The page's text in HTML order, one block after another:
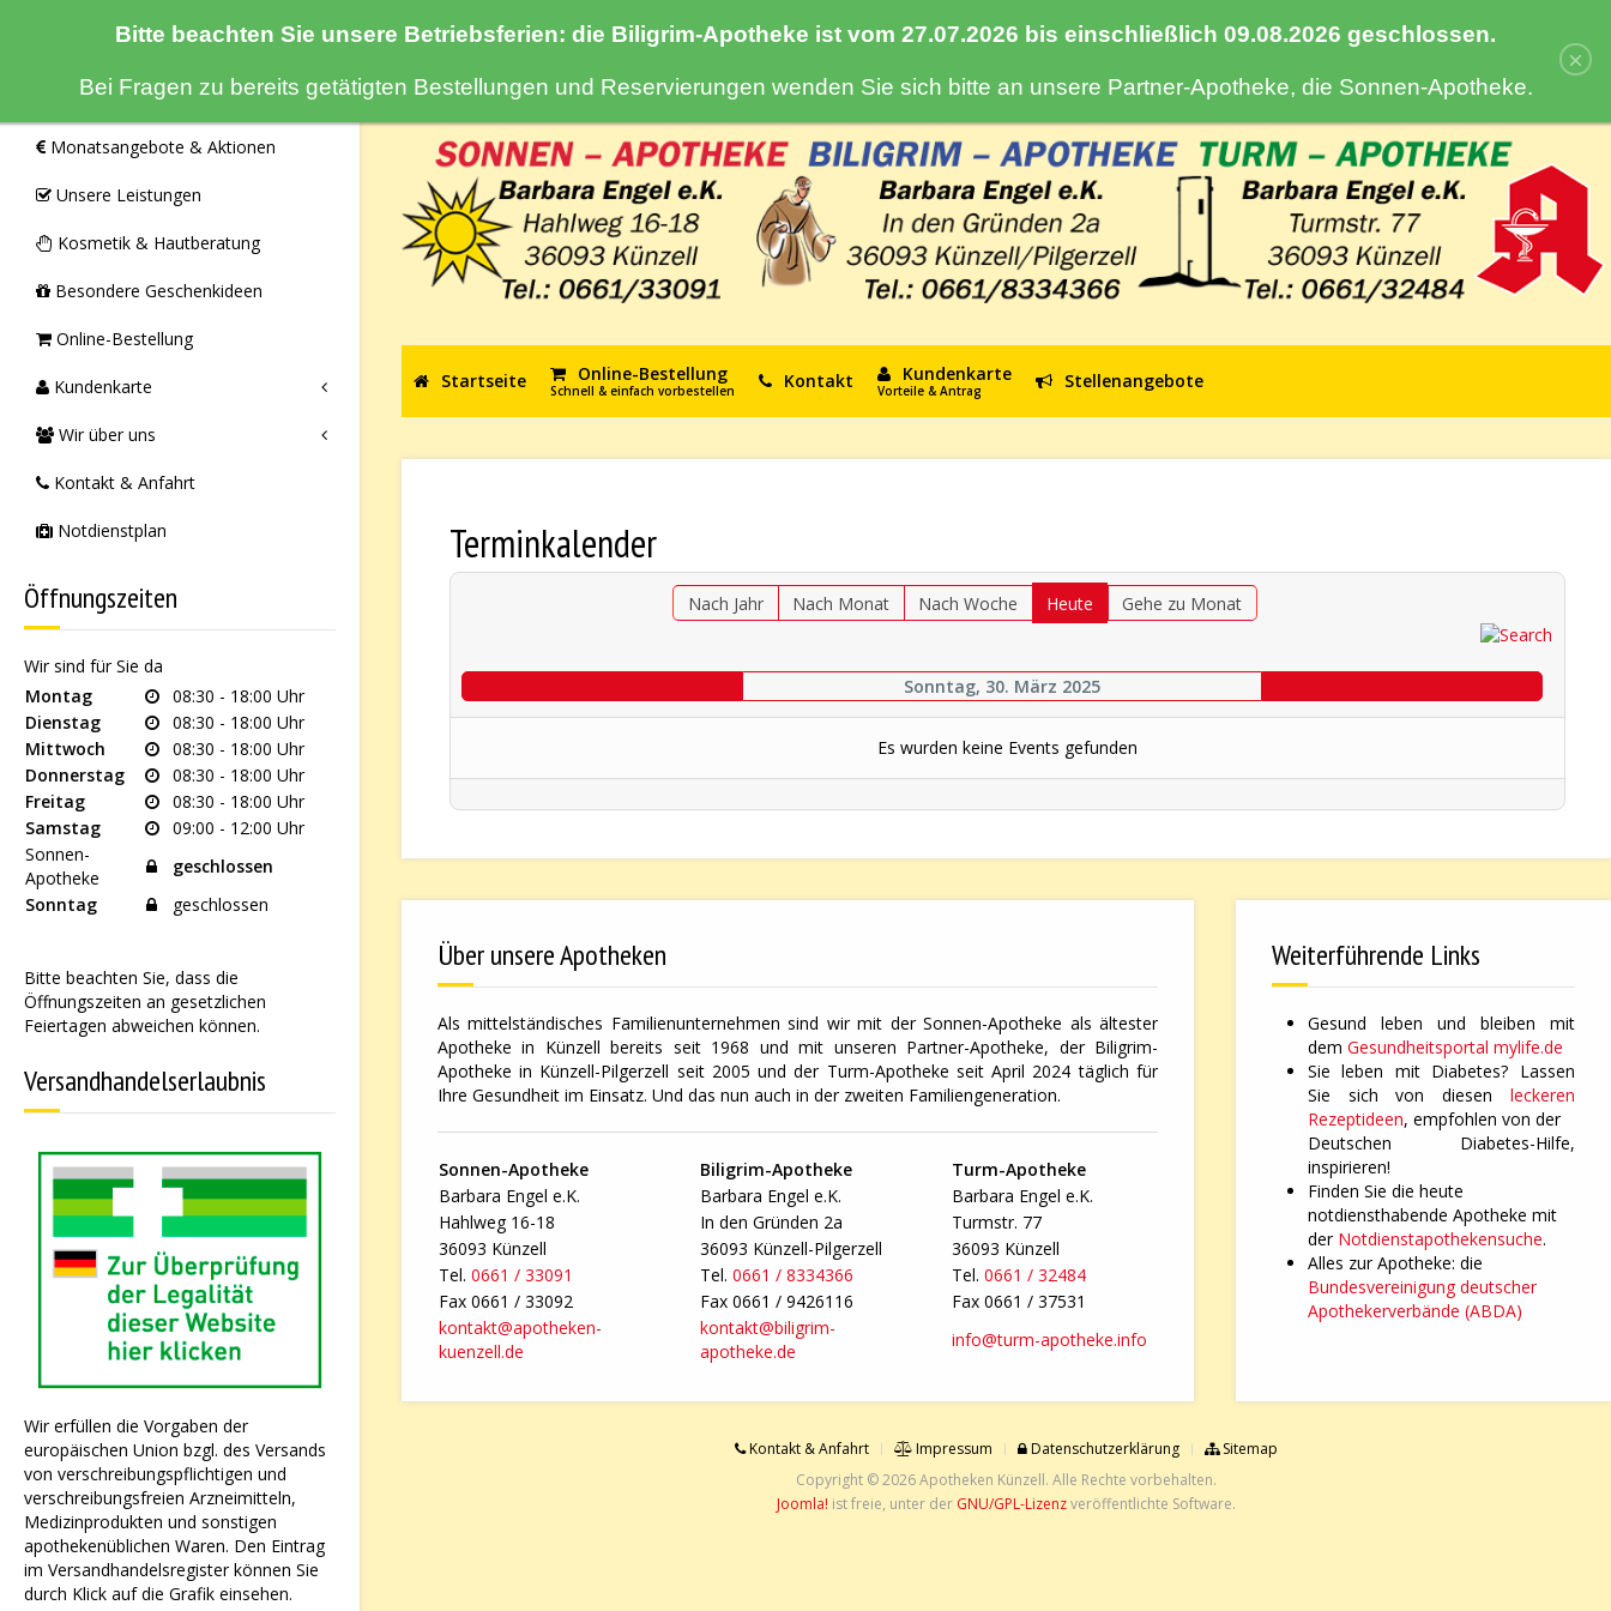
×
Bitte beachten Sie unsere Betriebsferien: die Biligrim-Apotheke ist vom 27.07.2026 bis einschließlich 09.08.2026 geschlossen.
Bei Fragen zu bereits getätigten Bestellungen und Reservierungen wenden Sie sich bitte an unsere Partner-Apotheke, die Sonnen-Apotheke.
Monatsangebote & Aktionen
Unsere Leistungen
Kosmetik & Hautberatung
Besondere Geschenkideen
Online-Bestellung
Kundenkarte
Wir über uns
Kontakt & Anfahrt
Notdienstplan
Öffnungszeiten
Wir sind für Sie da
Montag
08:30 - 18:00 Uhr
Dienstag
08:30 - 18:00 Uhr
Mittwoch
08:30 - 18:00 Uhr
Donnerstag
08:30 - 18:00 Uhr
Freitag
08:30 - 18:00 Uhr
Samstag
09:00 - 12:00 Uhr
Sonnen-
Apotheke
geschlossen
Sonntag
geschlossen
Bitte beachten Sie, dass die
Öffnungszeiten an gesetzlichen
Feiertagen abweichen können.
Versandhandelserlaubnis
Wir erfüllen die Vorgaben der
europäischen Union bzgl. des Versands
von verschreibungspflichtigen und
verschreibungsfreien Arzneimitteln,
Medizinprodukten und sonstigen
apothekenüblichen Waren. Den Eintrag
im Versandhandelsregister können Sie
durch Klick auf die Grafik einsehen.
Startseite Online-Bestellung
Schnell & einfach vorbestellen Kontakt Kundenkarte
Vorteile & Antrag Stellenangebote
Terminkalender
Nach Jahr Nach Monat Nach Woche Heute Gehe zu Monat
Sonntag, 30. März 2025
Es wurden keine Events gefunden
Über unsere Apotheken
Als mittelständisches Familienunternehmen sind wir mit der Sonnen-Apotheke als ältester
Apotheke in Künzell bereits seit 1968 und mit unseren Partner-Apotheke, der Biligrim-
Apotheke in Künzell-Pilgerzell seit 2005 und der Turm-Apotheke seit April 2024 täglich für
Ihre Gesundheit im Einsatz. Und das nun auch in der zweiten Familiengeneration.
Sonnen-Apotheke Biligrim-Apotheke
Turm-Apotheke
Barbara Engel e.K.
Barbara Engel e.K.
Barbara Engel e.K.
Hahlweg 16-18
In den Gründen 2a
Turmstr. 77
36093 Künzell
36093 Künzell-Pilgerzell
36093 Künzell
Tel. 0661 / 33091 Tel. 0661 / 8334366 Tel. 0661 / 32484
Fax 0661 / 33092
Fax 0661 / 9426116
Fax 0661 / 37531
kontakt@apotheken-
kuenzell.de
kontakt@biligrim-
apotheke.de
info@turm-apotheke.info
Weiterführende Links
Gesund leben und bleiben mit
dem Gesundheitsportal mylife.de
Sie leben mit Diabetes? Lassen
Sie sich von diesen leckeren
Rezeptideen, empfohlen von der
Deutschen Diabetes-Hilfe,
inspirieren!
Finden Sie die heute
notdiensthabende Apotheke mit
der Notdienstapothekensuche.
Alles zur Apotheke: die
Bundesvereinigung deutscher
Apothekerverbände (ABDA)
Kontakt & Anfahrt Impressum Datenschutzerklärung
Sitemap
Copyright © 2026 Apotheken Künzell. Alle Rechte vorbehalten.
Joomla! ist freie, unter der GNU/GPL-Lizenzveröffentlichte Software.